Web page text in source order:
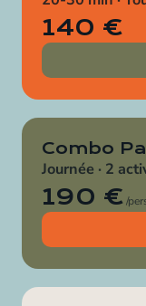
140 €
Combo
Journée · 2
190 € /